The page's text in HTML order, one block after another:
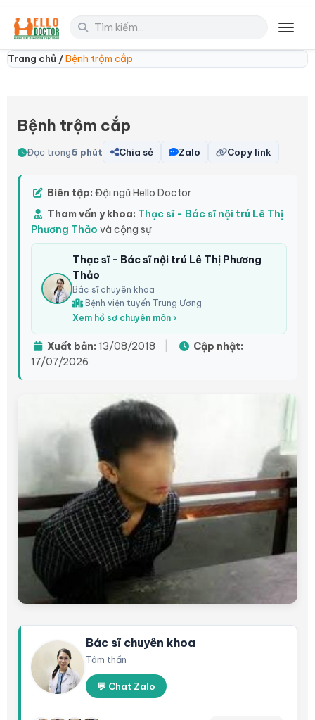
Trang chủ /Bệnh trộm cắp
Bệnh trộm cắp
Đọc trong6 phút Chia sẻ Zalo Copy link
Biên tập: Đội ngũ Hello Doctor
Tham vấn y khoa: Thạc sĩ - Bác sĩ nội trú Lê Thị
Phương Thảo và cộng sự
Thạc sĩ - Bác sĩ nội trú Lê Thị Phương
Thảo
Bác sĩ chuyên khoa
Bệnh viện tuyến Trung Ương
Xem hồ sơ chuyên môn ›
Xuất bản: 13/08/2018
Cập nhật:
17/07/2026
Bác sĩ chuyên khoa
Tâm thần
💬 Chat Zalo